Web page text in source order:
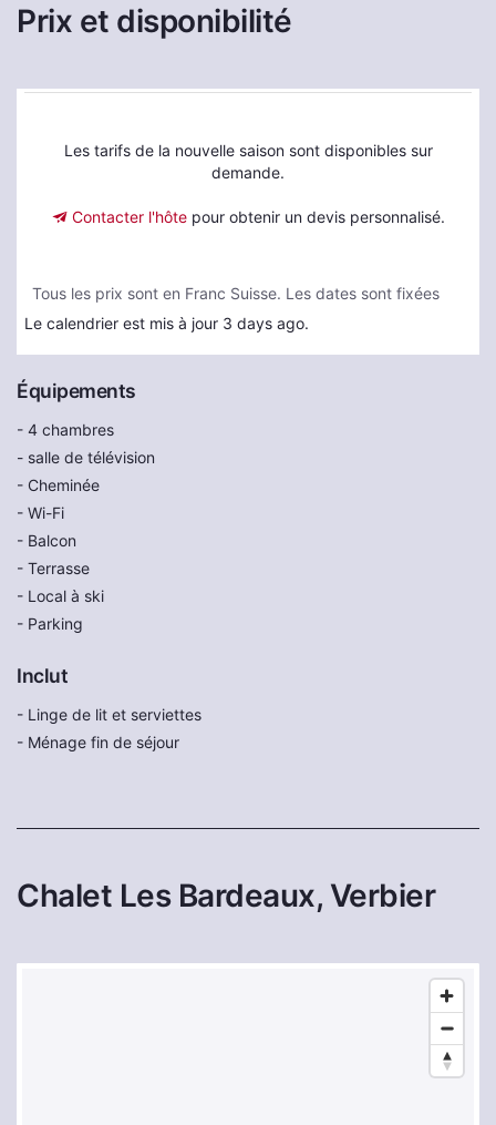
Prix et disponibilité
Les tarifs de la nouvelle saison sont disponibles sur
demande.
Contacter l'hôtepour obtenir un devis personnalisé.
Tous les prix sont en Franc Suisse. Les dates sont fixées
Le calendrier est mis à jour 3 days ago.
Équipements
- 4 chambres
- salle de télévision
- Cheminée
- Wi-Fi
- Balcon
- Terrasse
- Local à ski
- Parking
Inclut
- Linge de lit et serviettes
- Ménage fin de séjour
Chalet Les Bardeaux, Verbier